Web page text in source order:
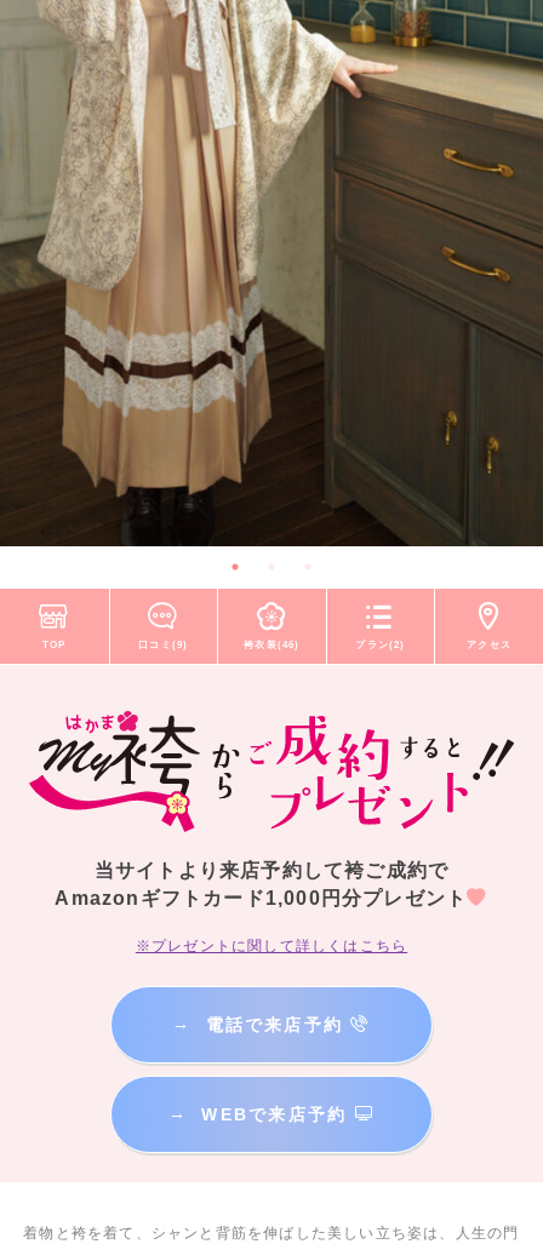
TOP 口コミ(9) 袴衣装(46) プラン(2) アクセス
当サイトより来店予約して袴ご成約で
Amazonギフトカード1,000円分プレゼント
※プレゼントに関して詳しくはこちら
→ 電話で来店予約
→ WEBで来店予約
着物と袴を着て、シャンと背筋を伸ばした美しい立ち姿は、人生の門